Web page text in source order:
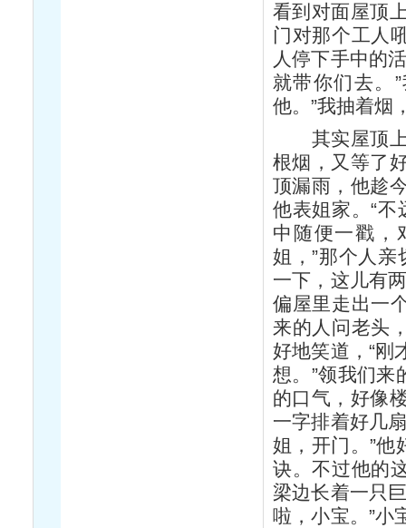
看到对面屋顶
门对那个工人
人停下手中的
就带你们去。
他。”我抽着烟
其实屋顶上
根烟，又等了
顶漏雨，他趁
他表姐家。“
中随便一戳，
姐，”那个人
一下，这儿有
偏屋里走出一
来的人问老头
好地笑道，“刚
想。”领我们来
的口气，好像
一字排着好几
姐，开门。”他
诀。不过他的
梁边长着一只
啦，小宝。”小